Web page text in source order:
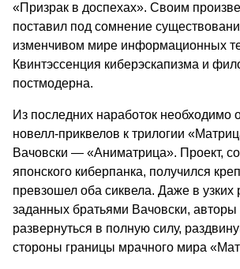
«Призрак в доспехах». Своим
поставил под сомнение
изменчивом мире информационных
Квинтэссенция киберэскапизма и
постмодерна.
Из последних наработок необходимо
новелл-приквелов к трилогии
Вачовски — «Аниматрица». Проект,
японского киберпанка, получился
превзошел оба сиквела. Даже в узких
заданных братьями Вачовски, авторы
развернуться в полную силу,
стороны границы мрачного мира